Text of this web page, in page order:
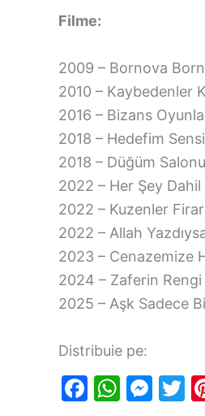
Filme:
2009 – Bornova
2010 – Kaybedenler
2016 – Bizans
2018 – Hedefim
2018 – Düğüm
2022 – Her Şey Dahil
2022 – Kuzenler
2022 – Allah
2023 – Cenazemize
2024 – Zaferin Rengi
2025 – Aşk Sadece
Distribuie pe:
F
W M T